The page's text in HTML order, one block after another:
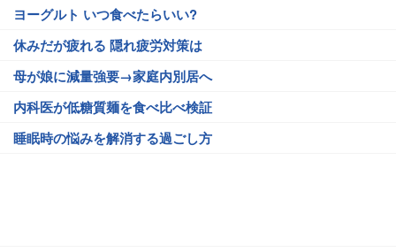
ヨーグルト いつ食べたらいい?
休みだが疲れる 隠れ疲労対策は
母が娘に減量強要→家庭内別居へ
内科医が低糖質麺を食べ比べ検証
睡眠時の悩みを解消する過ごし方